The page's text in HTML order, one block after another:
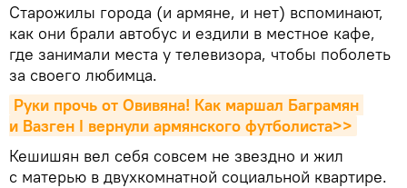
Старожилы города (и армяне, и нет) вспоминают,
как они брали автобус и ездили в местное кафе,
где занимали места у телевизора, чтобы поболеть
за своего любимца.
Руки прочь от Овивяна! Как маршал Баграмян
и Вазген I вернули армянского футболиста>>
Кешишян вел себя совсем не звездно и жил
с матерью в двухкомнатной социальной квартире.